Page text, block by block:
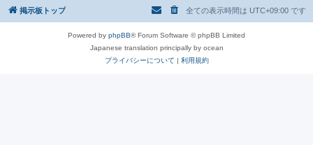
掲示板トップ 全ての表示時間は UTC+09:00 です
Powered by phpBB® Forum Software © phpBB Limited
Japanese translation principally by ocean
プライバシーについて | 利用規約